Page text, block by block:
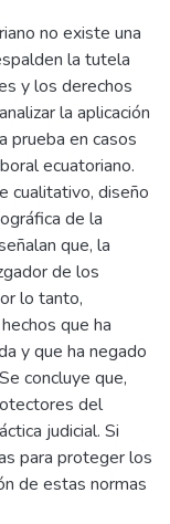
no existe una
la tutela
y los derechos
la aplicación
prueba en casos
ecuatoriano.
cualitativo, diseño
de la
que, la
de los
lo tanto,
que ha
y que ha negado
concluye que,
del
judicial. Si
para proteger los
de estas normas